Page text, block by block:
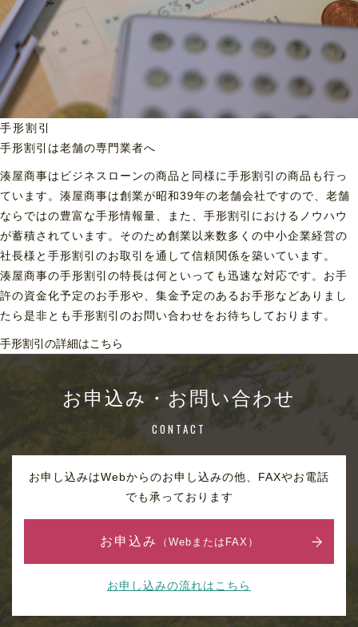
手形割引
手形割引は老舗の専門業者へ
湊屋商事はビジネスローンの商品と同様に手形割引の商品も行っ
ています。湊屋商事は創業が昭和39年の老舗会社ですので、老舗
ならではの豊富な手形情報量、また、手形割引におけるノウハウ
が蓄積されています。そのため創業以来数多くの中小企業経営の
社長様と手形割引のお取引を通して信頼関係を築いています。
湊屋商事の手形割引の特長は何といっても迅速な対応です。お手
許の資金化予定のお手形や、集金予定のあるお手形などありまし
たら是非とも手形割引のお問い合わせをお待ちしております。
手形割引の詳細はこちら
お申込み・お問い合わせ
CONTACT
お申し込みはWebからのお申し込みの他、FAXやお電話
でも承っております
お申込み （WebまたはFAX）
お申し込みの流れはこちら